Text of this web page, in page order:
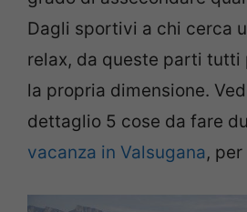
Dagli sportivi a chi cerca
relax, da queste parti tutti
la propria dimensione.
dettaglio 5 cose da fare
vacanza in Valsugana,